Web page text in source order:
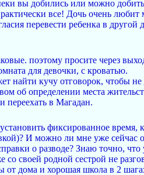
вы добились или можно
все! Дочь очень
перевести ребенка в
поэтому просите через
для девочки, с кроватью.
найти кучу отговорок, чтобы
об определении места
переехать в Магадан.
фиксированное время,
И можно ли мне уже сейчас
о разводе? Знаю точно,
со своей родной сестрой не
от дома и хорошая школа в 2